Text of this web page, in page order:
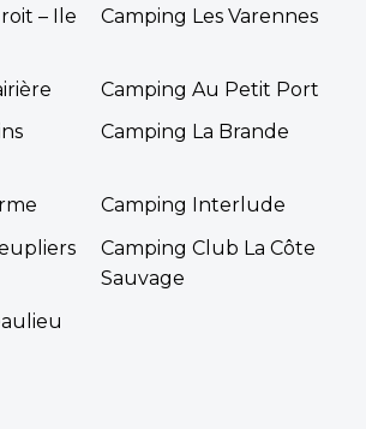
– Ile
Camping Les Varennes
Camping Au Petit Port
Camping La Brande
Camping Interlude
Camping Club La Côte
Sauvage